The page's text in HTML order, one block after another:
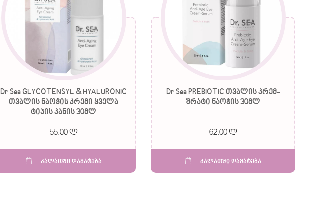
Dr Sea GLYCOTENSYL & HYALURONIC
თვალის ნაოჭის კრემი ყველა
ტიპის კანის 30მლ
55.00 ლ
კალათში დამატება
Dr Sea PREBIOTIC თვალის კრემ-
შრატი ნაოჭის 30მლ
62.00 ლ
კალათში დამატება